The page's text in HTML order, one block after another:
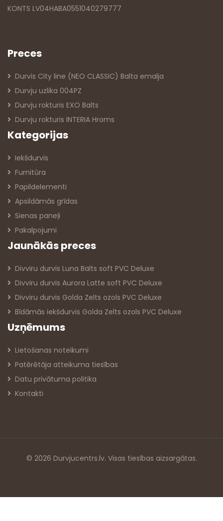
KONTS LV04HABA0551040279777
Preces
Durvis City line (NEO CLASSIC) Balta emalja
Durvju uzlika 004PZ
Durvju rokturis EXO Balts
Durvju rokturis INTERIA Hroms
Kategorijas
Iekšdurvis
Furnitūra
Papildelementi
Apsildāmās grīdas
Sienas paneļi
Pakalpojumi
Jaunākās preces
Divviru durvis Luna Balts soft PVC Deluxe
Divviru durvis Aurora Latte soft PVC Deluxe
Divviru durvis Golda Zelts ozols PVC Deluxe
Bīdāmās iekšdurvis Golda Zelts ozols PVC Deluxe
Uzņēmums
Lietošanas noteikumi
Patērētāja atteikuma tiesības
Datu privātuma politika
Kontakti
© 2026 Durvjucentrs.lv. Visas tiesības aizsargātas.